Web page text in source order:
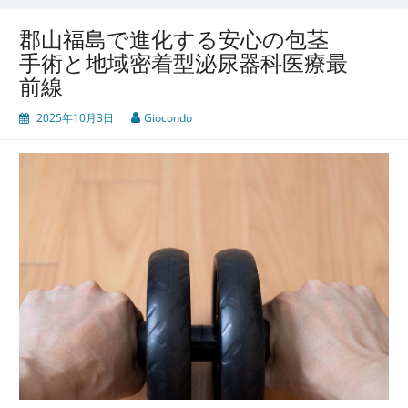
郡山福島で進化する安心の包茎
手術と地域密着型泌尿器科医療最
前線
2025年10月3日 Giocondo